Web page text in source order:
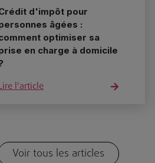
d'impôt pour
âgées :
optimiser sa
en charge à domicile
l'article
Voir tous les articles